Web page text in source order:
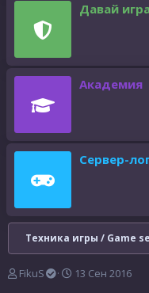
Давай
Академия
Сервер-
Техника игры / Game
А
FikuS
Д
13 Сен 2016